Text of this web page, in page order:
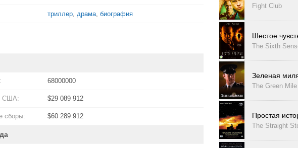
триллер, драма, биография
68000000
США: $29 089 912
сборы: $60 289 912
Fight Club
Шестое
The Sixth
Зеленая
The Green Mile
Простая
The Straight